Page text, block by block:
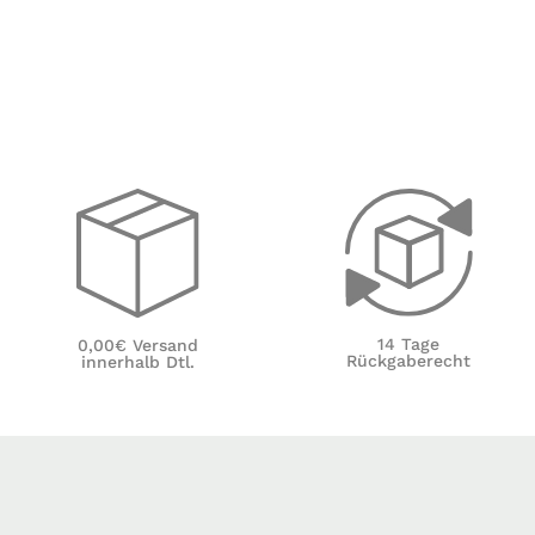
0,00€ Versand
innerhalb Dtl.
14 Tage
Rückgaberecht